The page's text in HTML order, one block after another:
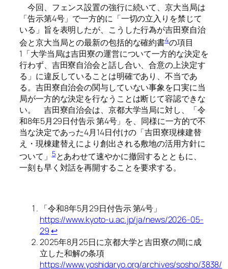
今回、フェンス設置の強行に続いて、京大当局は
「告示第4号」で一方的に「一切の立入りを禁じて
いる」旨を表明したが、こうした行為が吉田寮自治
会と京大当局との最新の包括的な確約書4の項目
1「大学当局は吉田寮の運営について一方的な決定を
行わず、吉田寮自治会と話し合い、合意の上決定す
る」に違反していることは明確であり、不当であ
る。吉田寮自治会の関与していない事象を口実に当
局が一方的な決定を行なうことは断じて容認できな
い。 吉田寮自治会は、京都大学当局に対し、「令
和8年5月29日付告示 第4号」を、同様に一方的で不
当な決定であった4月14日付けの「吉田寮現棟建替
え・現棟建替えにより創出される敷地の活用方針に
ついて」5とあわせて速やかに撤回するとともに、
一刻も早く対話を再開することを要求する。
「令和8年5月29日付告示 第4号」
https://www.kyoto-u.ac.jp/ja/news/2026-05-
29↩︎
2025年8月25日に京都大学と吉田寮の間に成
立した和解の条項
https://www.yoshidaryo.org/archives/sosho/3838/